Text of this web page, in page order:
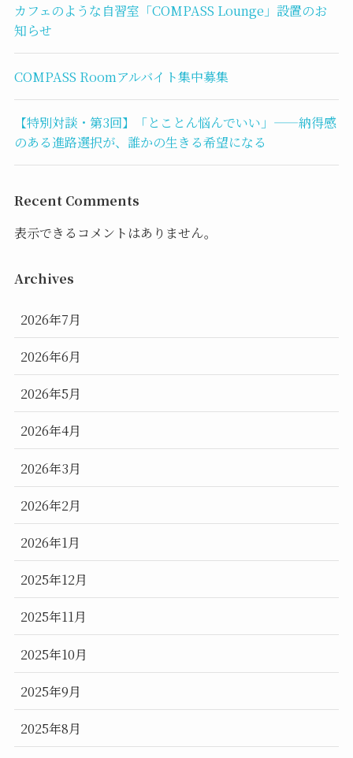
カフェのような自習室「COMPASS Lounge」設置のお
知らせ
COMPASS Roomアルバイト集中募集
【特別対談・第3回】「とことん悩んでいい」——納得感
のある進路選択が、誰かの生きる希望になる
Recent Comments
表示できるコメントはありません。
Archives
2026年7月
2026年6月
2026年5月
2026年4月
2026年3月
2026年2月
2026年1月
2025年12月
2025年11月
2025年10月
2025年9月
2025年8月